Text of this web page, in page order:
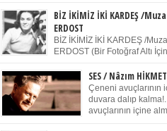
dururSokulur yalnızlığıma kokun olur
buruk gülümsemeDudağımda buğusu
öpüşlerinGeceler boyuÖzledim seni 2004
Sydney / Toplumsal Kaynak / Memduh
BİZ İKİMİZ İKİ KARDEŞ /
ERDOST
BİZ İKİMİZ İKİ KARDEŞ /
ERDOST (Bir Fotoğraf Altı
Duracağız Fotoğrafımızda durduğumuz gibi
ellerimde kelepçe Yüzümde yapay bir
(Kelepçeyi yadırgamanın gülüşü belki İlk
için Sonra alıştım Ve unuttum sonra
SES / Nâzım HİKMET
Çeneni avuçlarının
duvara dalıp
avuçlarının içine